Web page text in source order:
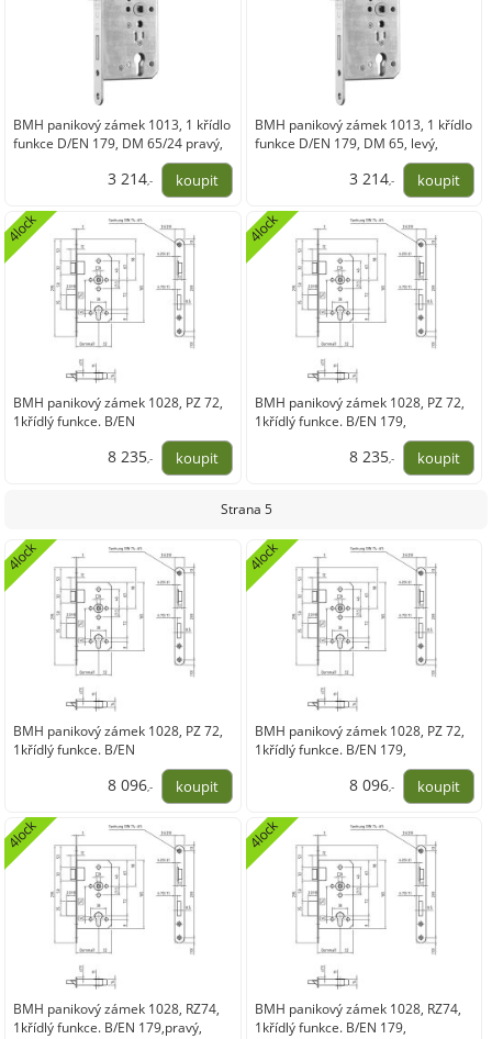
BMH panikový zámek 1013, 1 křídlo
funkce D/EN 179, DM 65/24 pravý,
3 214,-
2 656,44
BMH panikový zámek 1013, 1 křídlo
funkce D/EN 179, DM 65, levý,
3 214,-
2 656,44
BMH panikový zámek 1028, PZ 72,
1křídlý funkce. B/EN
179,pravý,DM65/20,nerez
4lock
8 235,-
BMH panikový zámek 1028, PZ 72,
1křídlý funkce. B/EN 179,
4lock
8 235,-
Strana 5
BMH panikový zámek 1028, PZ 72,
1křídlý funkce. B/EN
179,pravý,DM65/24,nerez
4lock
8 096,-
6 691,25
BMH panikový zámek 1028, PZ 72,
1křídlý funkce. B/EN 179,
4lock
8 096,-
6 691,25
BMH panikový zámek 1028, RZ74,
1křídlý funkce. B/EN 179,pravý,
4lock
BMH panikový zámek 1028, RZ74,
1křídlý funkce. B/EN 179,
4lock